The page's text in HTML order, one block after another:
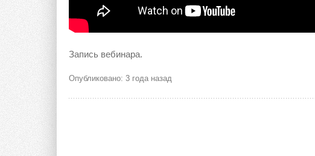
Запись вебинара.
Опубликовано: 3 года назад